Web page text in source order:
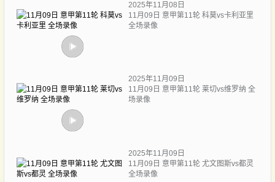
2025年11月08日
11月09日 意甲第11轮 科莫vs卡利亚里
全场录像
2025年11月09日
11月09日 意甲第11轮 莱切vs维罗纳 全
场录像
2025年11月09日
11月09日 意甲第11轮 尤文图斯vs都灵
全场录像